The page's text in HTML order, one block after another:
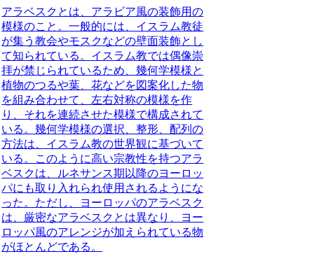
アラベスクとは、アラビア風の装飾用の
模様のこと。一般的には、イスラム教徒
が集う教会やモスクなどの壁面装飾とし
て知られている。イスラム教では偶像崇
拝が禁じられているため、幾何学模様と
植物のつるや葉、花などを図案化した物
を組み合わせて、左右対称の模様を作
り、それを連続させた模様で構成されて
いる。幾何学模様の選択、整形、配列の
方法は、イスラム教の世界観に基づいて
いる。このように高い宗教性を持つアラ
ベスクは、ルネサンス期以降のヨーロッ
パにも取り入れられ使用されるようにな
った。ただし、ヨーロッパのアラベスク
は、厳密なアラベスクとは異なり、ヨー
ロッパ風のアレンジが加えられている物
がほとんどである。